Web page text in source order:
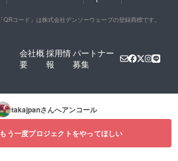
「QRコード」は株式会社デンソーウェーブの登録商標です。
会社概
要
採用情
報
パートナー
募集
takajpanさんへアンコール
もう一度プロジェクトをやってほしい